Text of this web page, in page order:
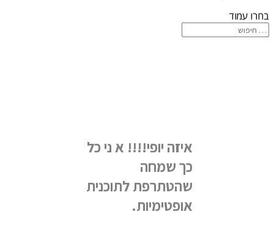
בחרו עמוד
איזה יופי!!!! א ני כל
כך שמחה
שהטתרפת לתוכנית
אופטימיות.